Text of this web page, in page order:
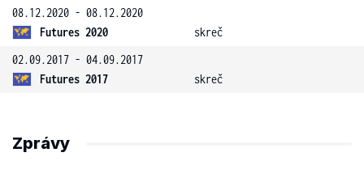
08.12.2020 - 08.12.2020
Futures 2020
skreč
02.09.2017 - 04.09.2017
Futures 2017
skreč
Zprávy